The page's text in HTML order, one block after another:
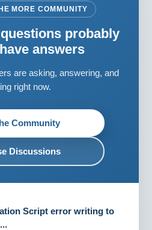
MORE COMMUNITY
probably
answers
are asking, answering, and
right now.
Community
Discussions
Script error writing to